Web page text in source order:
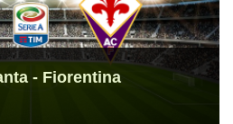
- Fiorentina